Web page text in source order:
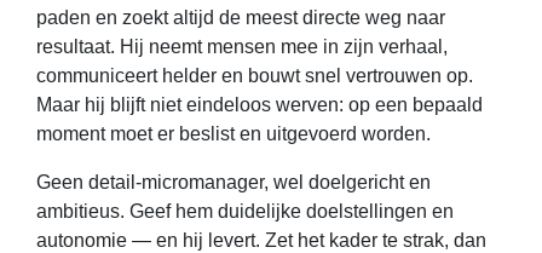
paden en zoekt altijd de meest directe weg naar
resultaat. Hij neemt mensen mee in zijn verhaal,
communiceert helder en bouwt snel vertrouwen op.
Maar hij blijft niet eindeloos werven: op een bepaald
moment moet er beslist en uitgevoerd worden.
Geen detail-micromanager, wel doelgericht en
ambitieus. Geef hem duidelijke doelstellingen en
autonomie — en hij levert. Zet het kader te strak, dan